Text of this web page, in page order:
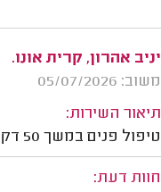
יניב אהרון, קרית אונו.
משוב: 05/07/2026
תיאור השירות:
טיפול פנים במשך 50 דקות.
חוות דעת: